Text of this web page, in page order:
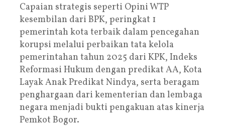
Capaian strategis seperti Opini WTP
kesembilan dari BPK, peringkat 1
pemerintah kota terbaik dalam pencegahan
korupsi melalui perbaikan tata kelola
pemerintahan tahun 2025 dari KPK, Indeks
Reformasi Hukum dengan predikat AA, Kota
Layak Anak Predikat Nindya, serta beragam
penghargaan dari kementerian dan lembaga
negara menjadi bukti pengakuan atas kinerja
Pemkot Bogor.